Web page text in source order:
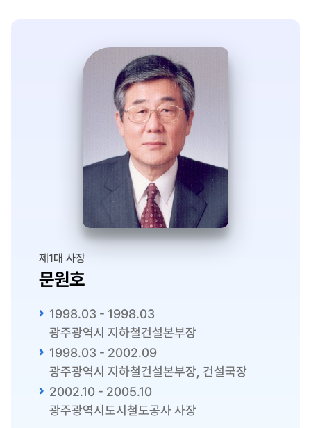
제1대 사장
문원호
1998.03 - 1998.03
광주광역시 지하철건설본부장
1998.03 - 2002.09
광주광역시 지하철건설본부장, 건설국장
2002.10 - 2005.10
광주광역시도시철도공사 사장